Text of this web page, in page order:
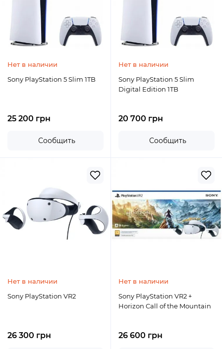
Нет в наличии
Sony PlayStation 5 Slim 1TB
25 200 грн
Сообщить
Нет в наличии
Sony PlayStation 5 Slim
Digital Edition 1TB
20 700 грн
Сообщить
Нет в наличии
Sony PlayStation VR2
26 300 грн
Нет в наличии
Sony PlayStation VR2 +
Horizon Call of the Mountain
26 600 грн